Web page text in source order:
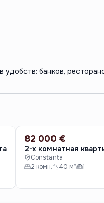
банков,
ПРОДАЖА
82 000 €
2-х комнатная
Constanta
2 комн.
40 м² 1